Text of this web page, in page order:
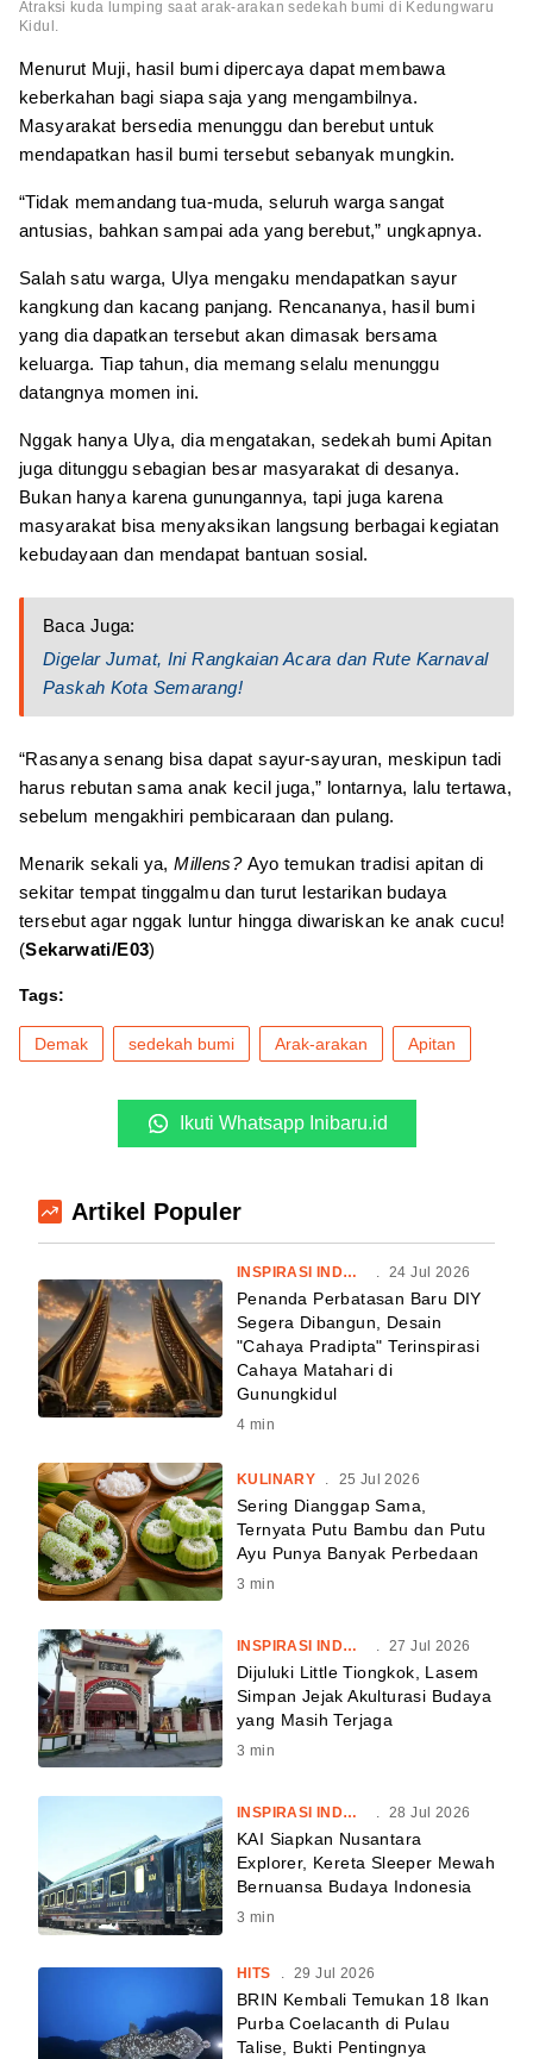
Atraksi kuda lumping saat arak-arakan sedekah bumi di Kedungwaru
Kidul.
Menurut Muji, hasil bumi dipercaya dapat membawa
keberkahan bagi siapa saja yang mengambilnya.
Masyarakat bersedia menunggu dan berebut untuk
mendapatkan hasil bumi tersebut sebanyak mungkin.
“Tidak memandang tua-muda, seluruh warga sangat
antusias, bahkan sampai ada yang berebut,” ungkapnya.
Salah satu warga, Ulya mengaku mendapatkan sayur
kangkung dan kacang panjang. Rencananya, hasil bumi
yang dia dapatkan tersebut akan dimasak bersama
keluarga. Tiap tahun, dia memang selalu menunggu
datangnya momen ini.
Nggak hanya Ulya, dia mengatakan, sedekah bumi Apitan
juga ditunggu sebagian besar masyarakat di desanya.
Bukan hanya karena gunungannya, tapi juga karena
masyarakat bisa menyaksikan langsung berbagai kegiatan
kebudayaan dan mendapat bantuan sosial.
Baca Juga:
Digelar Jumat, Ini Rangkaian Acara dan Rute Karnaval
Paskah Kota Semarang!
“Rasanya senang bisa dapat sayur-sayuran, meskipun tadi
harus rebutan sama anak kecil juga,” lontarnya, lalu tertawa,
sebelum mengakhiri pembicaraan dan pulang.
Menarik sekali ya,Millens? Ayo temukan tradisi apitan di
sekitar tempat tinggalmu dan turut lestarikan budaya
tersebut agar nggak luntur hingga diwariskan ke anak cucu!
(Sekarwati/E03)
Tags:
Demak sedekah bumi Arak-arakan Apitan
Ikuti Whatsapp Inibaru.id
Artikel Populer
INSPIRASI INDONESIA 24 Jul 2026
Penanda Perbatasan Baru DIY
Segera Dibangun, Desain
"Cahaya Pradipta" Terinspirasi
Cahaya Matahari di
Gunungkidul
4 min
KULINARY . 25 Jul 2026
Sering Dianggap Sama,
Ternyata Putu Bambu dan Putu
Ayu Punya Banyak Perbedaan
3 min
INSPIRASI INDONESIA . 27 Jul 2026
Dijuluki Little Tiongkok, Lasem
Simpan Jejak Akulturasi Budaya
yang Masih Terjaga
3 min
INSPIRASI INDONESIA . 28 Jul 2026
KAI Siapkan Nusantara
Explorer, Kereta Sleeper Mewah
Bernuansa Budaya Indonesia
3 min
HITS 29 Jul 2026
BRIN Kembali Temukan 18 Ikan
Purba Coelacanth di Pulau
Talise, Bukti Pentingnya